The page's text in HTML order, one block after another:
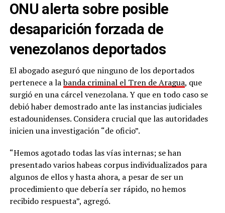
ONU alerta sobre posible
desaparición forzada de
venezolanos deportados
El abogado aseguró que ninguno de los deportados
pertenece a labanda criminal el Tren de Aragua, que
surgió en una cárcel venezolana. Y que en todo caso se
debió haber demostrado ante las instancias judiciales
estadounidenses. Considera crucial que las autoridades
inicien una investigación “de oficio”.
“Hemos agotado todas las vías internas; se han
presentado varios habeas corpus individualizados para
algunos de ellos y hasta ahora, a pesar de ser un
procedimiento que debería ser rápido, no hemos
recibido respuesta”, agregó.